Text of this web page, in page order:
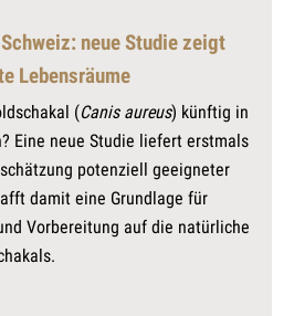
neue Studie zeigt
Lebensräume
(Canis aureus) künftig in
Eine neue Studie liefert erstmals
potenziell geeigneter
damit eine Grundlage für
Vorbereitung auf die natürliche